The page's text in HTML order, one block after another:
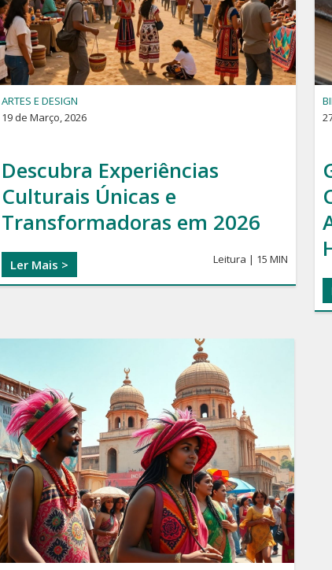
ARTES E DESIGN
19 de Março, 2026
Descubra Experiências
Culturais Únicas e
Transformadoras em 2026
Ler Mais > Leitura | 15 MIN